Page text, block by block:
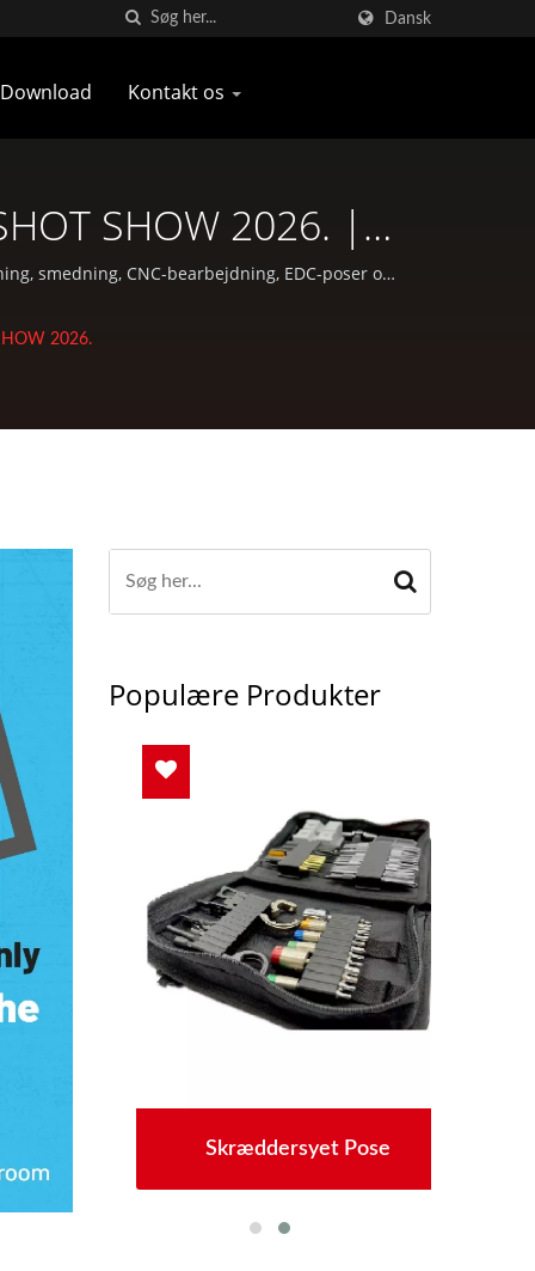
Dansk
Download Kontakt os
SHOW 2026. |
| Pan Taiwan
smedning, CNC-bearbejdning, EDC-poser og
2026.
Populære Produkter
Skræddersyet Pose